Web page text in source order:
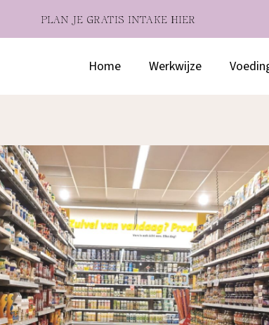
PLAN JE GRATIS INTAKE HIER
Home Werkwijze